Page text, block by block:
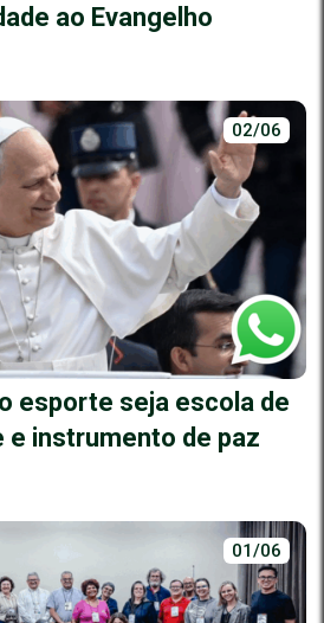
ao Evangelho
02/06
esporte seja escola de
e instrumento de paz
01/06